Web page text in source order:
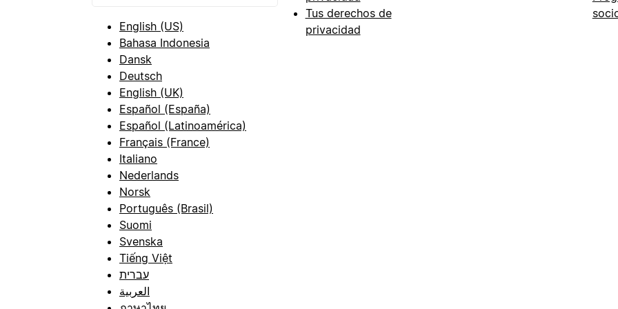
English (US)
Bahasa Indonesia
Dansk
Deutsch
English (UK)
Español (España)
Español (Latinoamérica)
Français (France)
Italiano
Nederlands
Norsk
Português (Brasil)
Suomi
Svenska
Tiếng Việt
עברית
العربية
Tus derechos de
privacidad